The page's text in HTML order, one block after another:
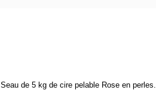
Seau de 5 kg de cire pelable Rose en perles.